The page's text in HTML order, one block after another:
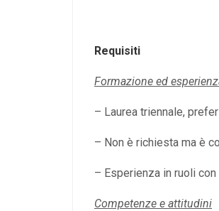
Requisiti
Formazione ed
– Laurea triennale,
– Non è richiesta ma è
– Esperienza in ruoli
Competenze e attitudini